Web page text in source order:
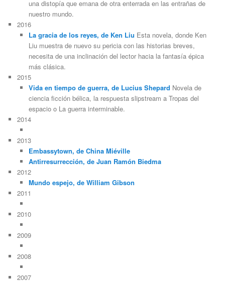
una distopía que emana de otra enterrada en las entrañas de
nuestro mundo.
2016
La gracia de los reyes, de Ken Liu Esta novela, donde Ken
Liu muestra de nuevo su pericia con las historias breves,
necesita de una inclinación del lector hacia la fantasía épica
más clásica.
2015
Vida en tiempo de guerra, de Lucius Shepard Novela de
ciencia ficción bélica, la respuesta slipstream a Tropas del
espacio o La guerra interminable.
2014
2013
Embassytown, de China Miéville
Antirresurrección, de Juan Ramón Biedma
2012
Mundo espejo, de William Gibson
2011
2010
2009
2008
2007